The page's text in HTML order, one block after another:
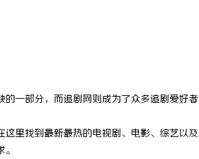
一部分，而追剧网则成为了众多追剧爱好者
里找到最新最热的电视剧、电影、综艺以及